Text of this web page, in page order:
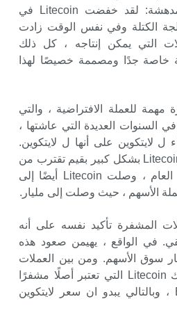
الاختلافات مع Bitcoin مدهشة: لقد خفضت Litecoin في
الكتلة وفي نفس الوقت زادت
التي يمكن إنتاجه ، كل ذلك
خاصة جدًا ومصممة خصيصًا لهذا
كان عام 2013 فترة مهمة للعملة الافتراضية ، والتي
في السنوات العديدة التي عاشتها ،
ل لايتكوين على أنها ل لايتكوين.
زادت القيمة الإجمالية لـ Litecoin بشكل كبير بقيم تقترب من
100٪ كل يوم. في نفس العام ، وصلت Litecoin أيضًا إلى
الأسهم ، حيث وصلت إلى مليار.
المشفرة تأكيد نفسه على أنه
في الواقع ، يهيمن صعود هذه
سوق الأسهم. ومن بين العملات
غير المادية الناجحة ، لديك Litecoin التي تعتبر أصلًا مشفرًا
استنادًا إلى أكواد Bitcoin ، وبالتالي يبدو ان سعر لايتكوين